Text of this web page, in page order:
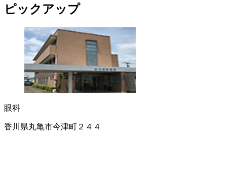
ピックアップ
眼科
香川県丸亀市今津町２４４